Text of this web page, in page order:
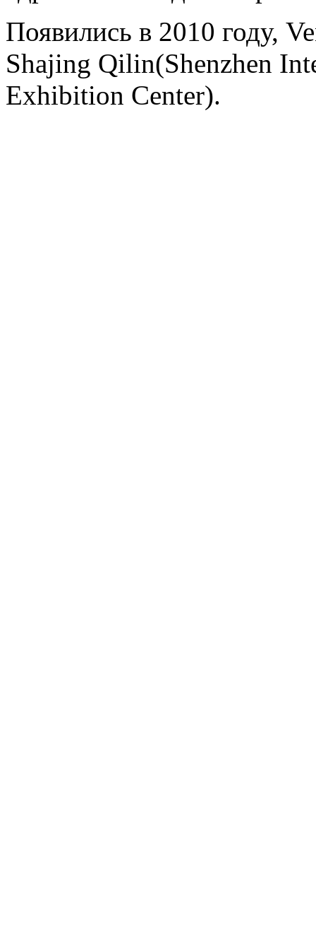
Появились в 2010 году,
Shajing Qilin(Shenzhen
Exhibition Center).